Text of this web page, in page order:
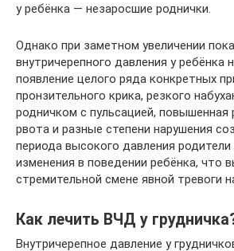
у ребёнка — незаросшие роднички.
Однако при заметном увеличении
внутричерепного давления у ребёнка
появление целого ряда конкретных
пронзительного крика, резкого
родничком с пульсацией, повышенная
рвота и разные степени нарушения
периода высокого давления
изменения в поведении ребёнка, что
стремительной смене явной тревоги
Как лечить ВЧД у
Внутричерепное давление у